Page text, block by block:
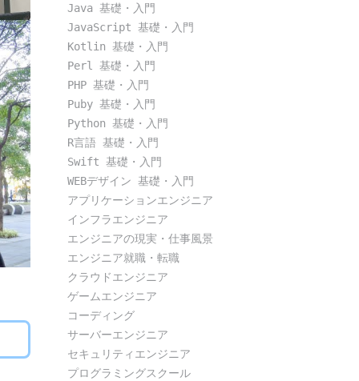
Java 基礎・入門
JavaScript 基礎・入門
Kotlin 基礎・入門
Perl 基礎・入門
PHP 基礎・入門
Puby 基礎・入門
Python 基礎・入門
R言語 基礎・入門
Swift 基礎・入門
WEBデザイン 基礎・入門
アプリケーションエンジニア
インフラエンジニア
エンジニアの現実・仕事風景
エンジニア就職・転職
クラウドエンジニア
ゲームエンジニア
コーディング
サーバーエンジニア
セキュリティエンジニア
プログラミングスクール